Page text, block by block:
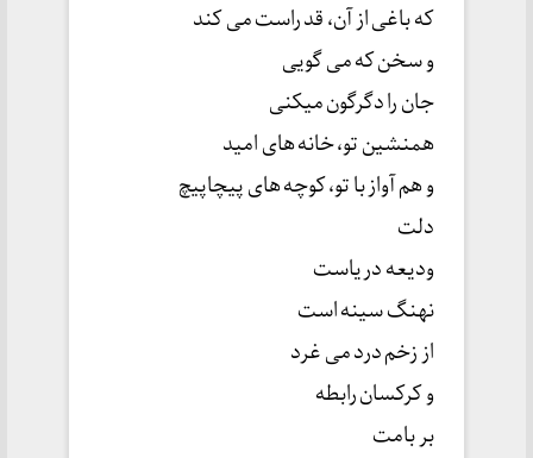
که باغی از آن، قد راست می کند
و سخن که می گویی
جان را دگرگون میکنی
همنشین تو، خانه های امید
و هم آواز با تو، کوچه های پیچاپیچ
دلت
ودیعه دریاست
نهنگ سینه است
از زخم درد می غرد
و کرکسان رابطه
بر بامت